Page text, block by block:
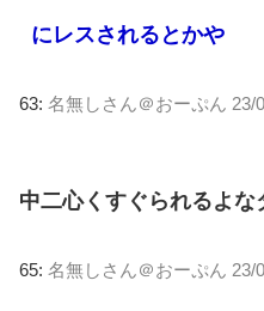
にレスされるとかや
63: 名無しさん＠おーぷん 23/
中二心くすぐられるよな
65: 名無しさん＠おーぷん 23/